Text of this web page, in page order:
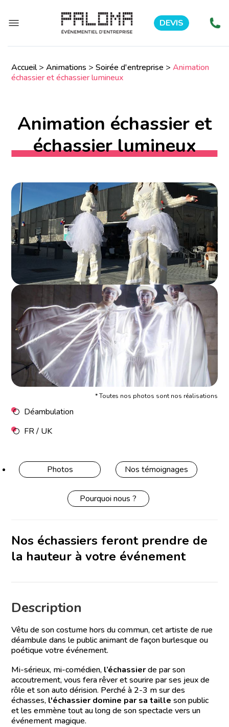
DEVIS
Accueil >Animations >Soirée d'entreprise >Animation
échassier et échassier lumineux
Animation échassier et
échassier lumineux
* Toutes nos photos sont nos réalisations
Déambulation
FR / UK
Photos Nos témoignages
Pourquoi nous ?
Nos échassiers feront prendre de
la hauteur à votre événement
Description
Vêtu de son costume hors du commun, cet artiste de rue
déambule dans le public animant de façon burlesque ou
poétique votre événement.
Mi-sérieux, mi-comédien, l’échassierde par son
accoutrement, vous fera rêver et sourire par ses jeux de
rôle et son auto dérision. Perché à 2-3 m sur des
échasses, l'échassier domine par sa taille son public
et les emmène tout au long de son spectacle vers un
événement magique.